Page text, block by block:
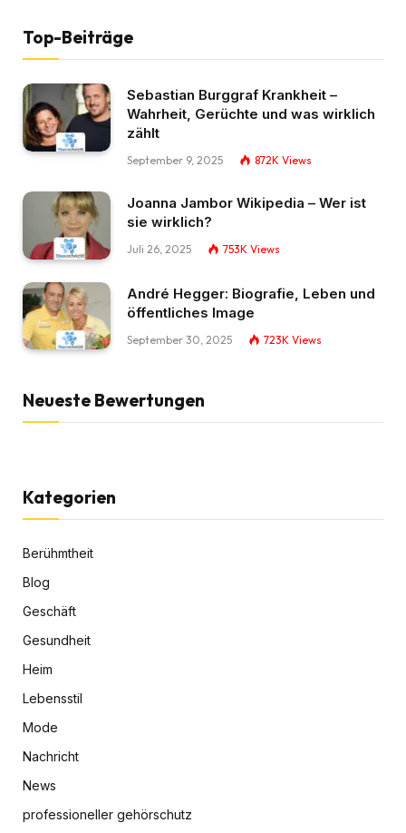
Top-Beiträge
Sebastian Burggraf Krankheit –
Wahrheit, Gerüchte und was wirklich
zählt
September 9, 2025 872K Views
Joanna Jambor Wikipedia – Wer ist
sie wirklich?
Juli 26, 2025 753K Views
André Hegger: Biografie, Leben und
öffentliches Image
September 30, 2025 723K Views
Neueste Bewertungen
Kategorien
Berühmtheit
Blog
Geschäft
Gesundheit
Heim
Lebensstil
Mode
Nachricht
News
professioneller gehörschutz